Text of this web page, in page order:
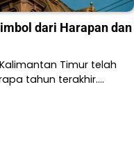
dari Harapan dan
Timur telah
tahun terakhir.…